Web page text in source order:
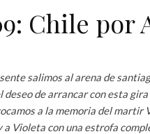
Chile por
salimos al arena de
de arrancar con esta
a la memoria del martir
Violeta con una estrofa